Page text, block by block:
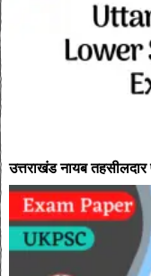
उत्तराखंड नायब